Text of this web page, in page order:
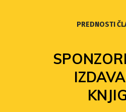
PREDNOSTI